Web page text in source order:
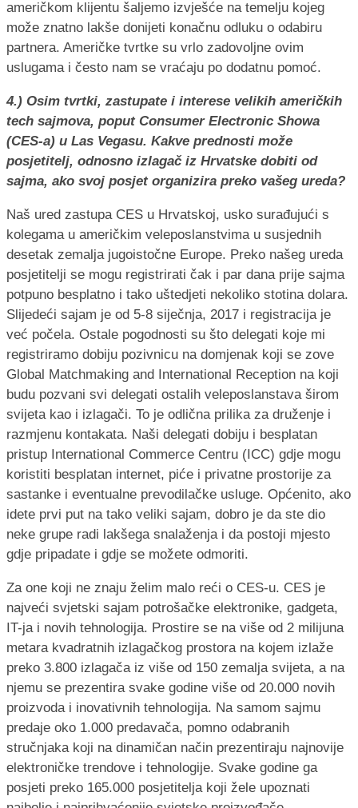
američkom klijentu šaljemo izvješće na temelju kojeg
može znatno lakše donijeti konačnu odluku o odabiru
partnera. Američke tvrtke su vrlo zadovoljne ovim
uslugama i često nam se vraćaju po dodatnu pomoć.
4.) Osim tvrtki, zastupate i interese velikih američkih
tech sajmova, poput Consumer Electronic Showa
(CES-a) u Las Vegasu. Kakve prednosti može
posjetitelj, odnosno izlagač iz Hrvatske dobiti od
sajma, ako svoj posjet organizira preko vašeg ureda?
Naš ured zastupa CES u Hrvatskoj, usko surađujući s
kolegama u američkim veleposlanstvima u susjednih
desetak zemalja jugoistočne Europe. Preko našeg ureda
posjetitelji se mogu registrirati čak i par dana prije sajma
potpuno besplatno i tako uštedjeti nekoliko stotina dolara.
Slijedeći sajam je od 5-8 siječnja, 2017 i registracija je
već počela. Ostale pogodnosti su što delegati koje mi
registriramo dobiju pozivnicu na domjenak koji se zove
Global Matchmaking and International Reception na koji
budu pozvani svi delegati ostalih veleposlanstava širom
svijeta kao i izlagači. To je odlična prilika za druženje i
razmjenu kontakata. Naši delegati dobiju i besplatan
pristup International Commerce Centru (ICC) gdje mogu
koristiti besplatan internet, piće i privatne prostorije za
sastanke i eventualne prevodilačke usluge. Općenito, ako
idete prvi put na tako veliki sajam, dobro je da ste dio
neke grupe radi lakšega snalaženja i da postoji mjesto
gdje pripadate i gdje se možete odmoriti.
Za one koji ne znaju želim malo reći o CES-u. CES je
najveći svjetski sajam potrošačke elektronike, gadgeta,
IT-ja i novih tehnologija. Prostire se na više od 2 milijuna
metara kvadratnih izlagačkog prostora na kojem izlaže
preko 3.800 izlagača iz više od 150 zemalja svijeta, a na
njemu se prezentira svake godine više od 20.000 novih
proizvoda i inovativnih tehnologija. Na samom sajmu
predaje oko 1.000 predavača, pomno odabranih
stručnjaka koji na dinamičan način prezentiraju najnovije
elektroničke trendove i tehnologije. Svake godine ga
posjeti preko 165.000 posjetitelja koji žele upoznati